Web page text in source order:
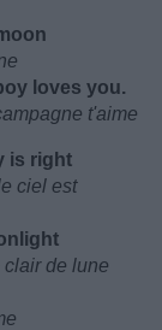
loves you.
t'aime
is right
ciel est
de lune